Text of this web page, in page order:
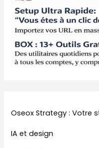
Oseox Strategy : Votre
IA et design